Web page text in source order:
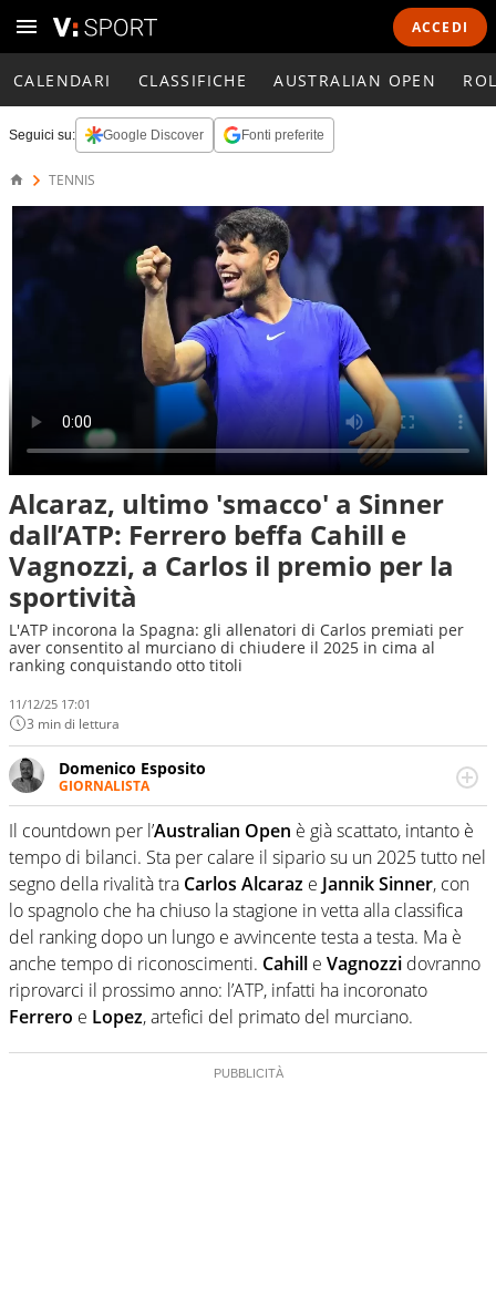
ACCEDI
CALENDARI CLASSIFICHE AUSTRALIAN OPEN
Seguici su: Google Discover Fonti preferite
TENNIS
Alcaraz, ultimo 'smacco' a Sinner
dall’ATP: Ferrero beffa Cahill e
Vagnozzi, a Carlos il premio per la
sportività
L'ATP incorona la Spagna: gli allenatori di Carlos premiati per
aver consentito al murciano di chiudere il 2025 in cima al
ranking conquistando otto titoli
11/12/25 17:01
3 min di lettura
Domenico Esposito
GIORNALISTA
Da vent’anni in campo e sul campo per vivere ogni evento
in tutte le sue sfaccettature. Passione smisurata per il
calcio e per la sfera di cuoio. Il pallone è una cosa
serissima, guai a dirgli di no
Il countdown per l’Australian Open è già scattato, intanto è
tempo di bilanci. Sta per calare il sipario su un 2025 tutto nel
segno della rivalità tra Carlos Alcaraz e Jannik Sinner, con
lo spagnolo che ha chiuso la stagione in vetta alla classifica
del ranking dopo un lungo e avvincente testa a testa. Ma è
anche tempo di riconoscimenti. Cahill e Vagnozzi dovranno
riprovarci il prossimo anno: l’ATP, infatti ha incoronato
Ferrero e Lopez, artefici del primato del murciano.